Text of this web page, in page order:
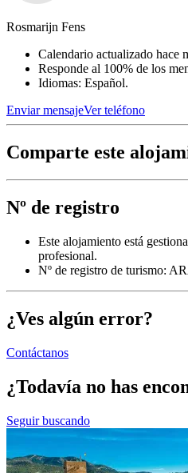
Rosmarijn Fens
Calendario actualizado hace
Responde al 100% de los
Idiomas: Español.
Enviar mensajeVer teléfono
Comparte este
Nº de registro
Este alojamiento está
profesional.
Nº de registro de turismo:
¿Ves algún error?
Contáctanos
¿Todavía no has
Seguir buscando